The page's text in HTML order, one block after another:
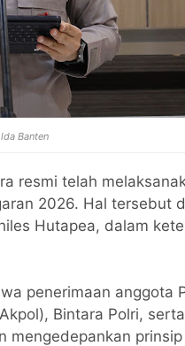
Banten
resmi telah
2026. Hal tersebut
Hutapea, dalam
penerimaan anggota
Bintara Polri,
mengedepankan